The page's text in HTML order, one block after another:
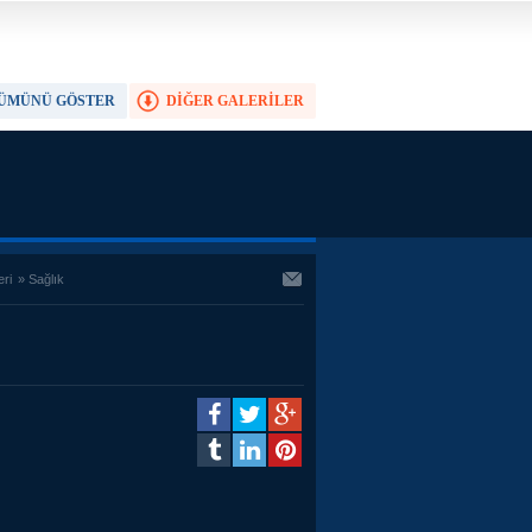
DİĞER GALERİLER
GÖSTER
» Sağlık